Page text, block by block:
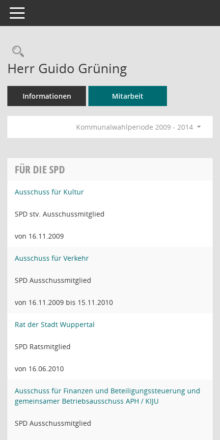
Toggle navigation
Rechercheauswahl
Herr Guido Grüning
Informationen Mitarbeit
Kommunalwahlperiode 2009 - 2014
FÜR DIE SPD
Ausschuss für Kultur
SPD stv. Ausschussmitglied
von 16.11.2009
Ausschuss für Verkehr
SPD Ausschussmitglied
von 16.11.2009 bis 15.11.2010
Rat der Stadt Wuppertal
SPD Ratsmitglied
von 16.06.2010
Ausschuss für Finanzen und Beteiligungssteuerung und
gemeinsamer Betriebsausschuss APH / KIJU
SPD Ausschussmitglied